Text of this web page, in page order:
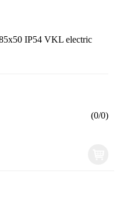
IP54 VKL electric
(0/0)